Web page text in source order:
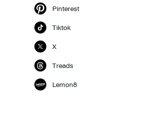
Pinterest
Tiktok
X
Treads
Lemon8